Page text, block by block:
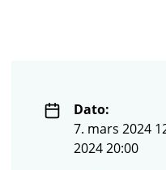
Dato:
7. mars 2024
2024 20:00